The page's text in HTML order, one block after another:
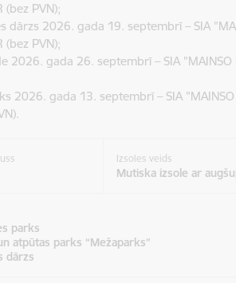
(bez PVN);
dārzs 2026. gada 19. septembrī – SIA
(bez PVN);
2026. gada 26. septembrī – SIA
2026. gada 13. septembrī – SIA
Izsoles veids
Mutiska izsole ar
parks
atpūtas parks “Mežaparks”
dārzs